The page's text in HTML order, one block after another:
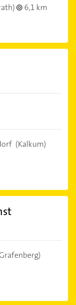
6,1 km
(Kalkum)